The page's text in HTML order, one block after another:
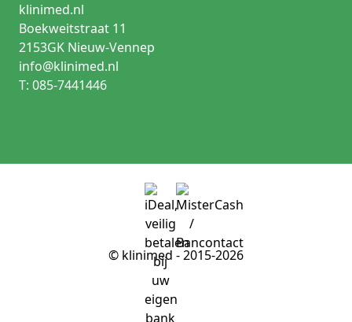
klinimed.nl
Boekweitstraat 11
2153GK Nieuw-Vennep
info@klinimed.nl
T: 085-7441446
© klinimed - 2015-2026